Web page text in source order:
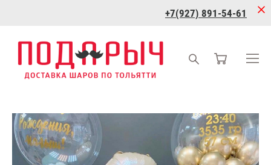
+7(927) 891-54-61